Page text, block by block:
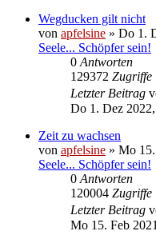
Wegducken gilt nicht
von apfelsine » Do 1.
Seele... Schöpfer sein!
0Antworten
129372 Zugriffe
Letzter Beitrag
Do 1. Dez
Zeit zu wachsen
von apfelsine » Mo
Seele... Schöpfer sein!
0Antworten
120004 Zugriffe
Letzter Beitrag
Mo 15. Feb